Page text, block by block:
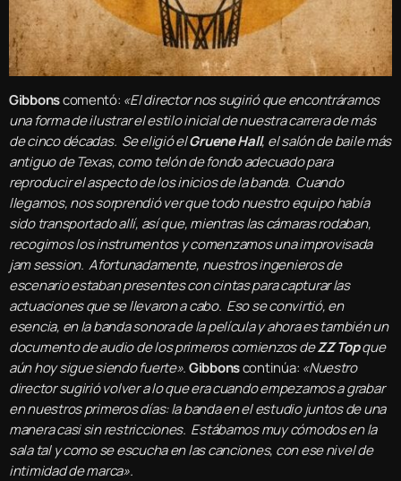
Gibbonscomentó: «El director nos sugirió que encontráramos
una forma de ilustrar el estilo inicial de nuestra carrera de más
de cinco décadas. Se eligió elGruene Hall, el salón de baile más
antiguo de Texas, como telón de fondo adecuado para
reproducir el aspecto de los inicios de la banda. Cuando
llegamos, nos sorprendió ver que todo nuestro equipo había
sido transportado allí, así que, mientras las cámaras rodaban,
recogimos los instrumentos y comenzamos una improvisada
jam session. Afortunadamente, nuestros ingenieros de
escenario estaban presentes con cintas para capturar las
actuaciones que se llevaron a cabo. Eso se convirtió, en
esencia, en la banda sonora de la película y ahora es también un
documento de audio de los primeros comienzos deZZ Topque
aún hoy sigue siendo fuerte».Gibbonscontinúa: «Nuestro
director sugirió volver a lo que era cuando empezamos a grabar
en nuestros primeros días: la banda en el estudio juntos de una
manera casi sin restricciones. Estábamos muy cómodos en la
sala tal y como se escucha en las canciones, con ese nivel de
intimidad de marca».